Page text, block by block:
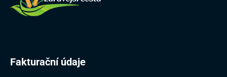
Fakturační údaje